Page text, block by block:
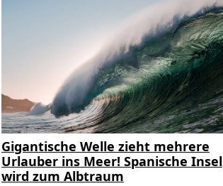
Gigantische Welle zieht mehrere
Urlauber ins Meer! Spanische Insel
wird zum Albtraum